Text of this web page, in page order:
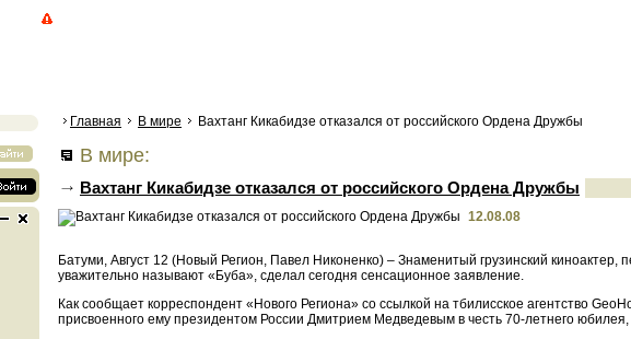
Главная В мире Вахтанг Кикабидзе отказался от российского Ордена Дружбы
В мире:
Вахтанг Кикабидзе отказался от российского Ордена Дружбы
12.08.08
Батуми, Август 12 (Новый Регион, Павел Никоненко) – Знаменитый грузинский киноактер,
уважительно называют «Буба», сделал сегодня сенсационное заявление.
Как сообщает корреспондент «Нового Региона» со ссылкой на тбилисское агентство
присвоенного ему президентом России Дмитрием Медведевым в честь 70-летнего